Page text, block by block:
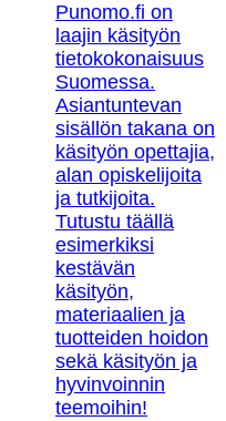
Punomo.fi on
laajin käsityön
tietokokonaisuus
Suomessa.
Asiantuntevan
sisällön takana on
käsityön opettajia,
alan opiskelijoita
ja tutkijoita.
Tutustu täällä
esimerkiksi
kestävän
käsityön,
materiaalien ja
tuotteiden hoidon
sekä käsityön ja
hyvinvoinnin
teemoihin!